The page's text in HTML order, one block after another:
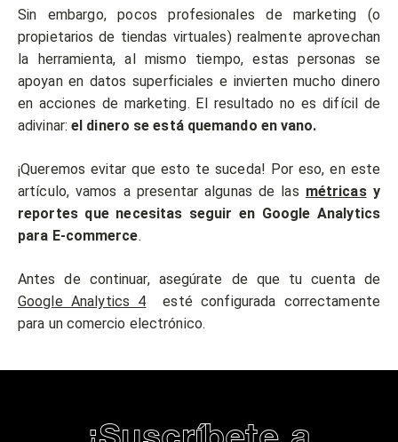
Sin embargo, pocos profesionales de marketing (o
propietarios de tiendas virtuales) realmente aprovechan
la herramienta, al mismo tiempo, estas personas se
apoyan en datos superficiales e invierten mucho dinero
en acciones de marketing. El resultado no es difícil de
adivinar: el dinero se está quemando en vano.
¡Queremos evitar que esto te suceda! Por eso, en este
artículo, vamos a presentar algunas de las métricas y
reportes que necesitas seguir en Google Analytics
para E-commerce.
Antes de continuar, asegúrate de que tu cuenta de
Google Analytics 4 esté configurada correctamente
para un comercio electrónico.